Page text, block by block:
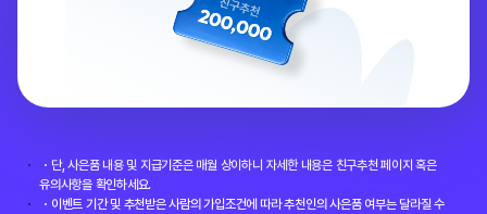
・단, 사은품 내용 및 지급기준은 매월 상이하니 자세한 내용은 친구추천 페이지 혹은
유의사항을 확인하세요.
・이벤트 기간 및 추천받은 사람의 가입조건에 따라 추천인의 사은품 여부는 달라질 수